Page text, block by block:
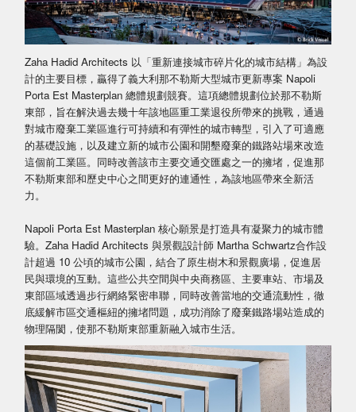
Zaha Hadid Architects 以「重新連接城市碎片化的城市結構」為設
計的主要目標，贏得了義大利那不勒斯大型城市更新專案 Napoli
Porta Est Masterplan 總體規劃競賽。這項總體規劃位於那不勒斯
東部，旨在解決過去幾十年該地區重工業退役所帶來的挑戰，通過
對城市廢棄工業區進行可持續和有彈性的城市轉型，引入了可適應
的基礎設施，以及建立新的城市公園和開墾廢棄的鐵路站場來改造
這個前工業區。同時改善該市主要交通交匯處之一的擁堵，促進那
不勒斯東部和歷史中心之間更好的連通性，為該地區帶來全新活
力。
Napoli Porta Est Masterplan 核心願景是打造具有凝聚力的城市體
驗。Zaha Hadid Architects 與景觀設計師 Martha Schwartz合作設
計超過 10 公頃的城市公園，結合了原生樹木和景觀廣場，促進居
民與環境的互動。這些公共空間與中央商務區、主要車站、市場及
東部區域透過步行網絡緊密串聯，同時改善當地的交通流動性，徹
底緩解市區交通樞紐的擁堵問題，成功消除了廢棄鐵路場站造成的
物理隔閡，使那不勒斯東部重新融入城市生活。